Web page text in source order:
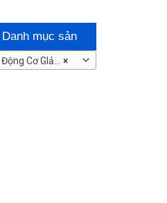
Danh mục sản
phẩm ×
Động Cơ GIảm Tốc